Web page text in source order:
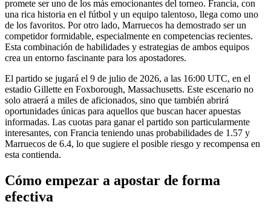
promete ser uno de los más emocionantes del torneo. Francia, con
una rica historia en el fútbol y un equipo talentoso, llega como uno
de los favoritos. Por otro lado, Marruecos ha demostrado ser un
competidor formidable, especialmente en competencias recientes.
Esta combinación de habilidades y estrategias de ambos equipos
crea un entorno fascinante para los apostadores.
El partido se jugará el 9 de julio de 2026, a las 16:00 UTC, en el
estadio Gillette en Foxborough, Massachusetts. Este escenario no
solo atraerá a miles de aficionados, sino que también abrirá
oportunidades únicas para aquellos que buscan hacer apuestas
informadas. Las cuotas para ganar el partido son particularmente
interesantes, con Francia teniendo unas probabilidades de 1.57 y
Marruecos de 6.4, lo que sugiere el posible riesgo y recompensa en
esta contienda.
Cómo empezar a apostar de forma
efectiva